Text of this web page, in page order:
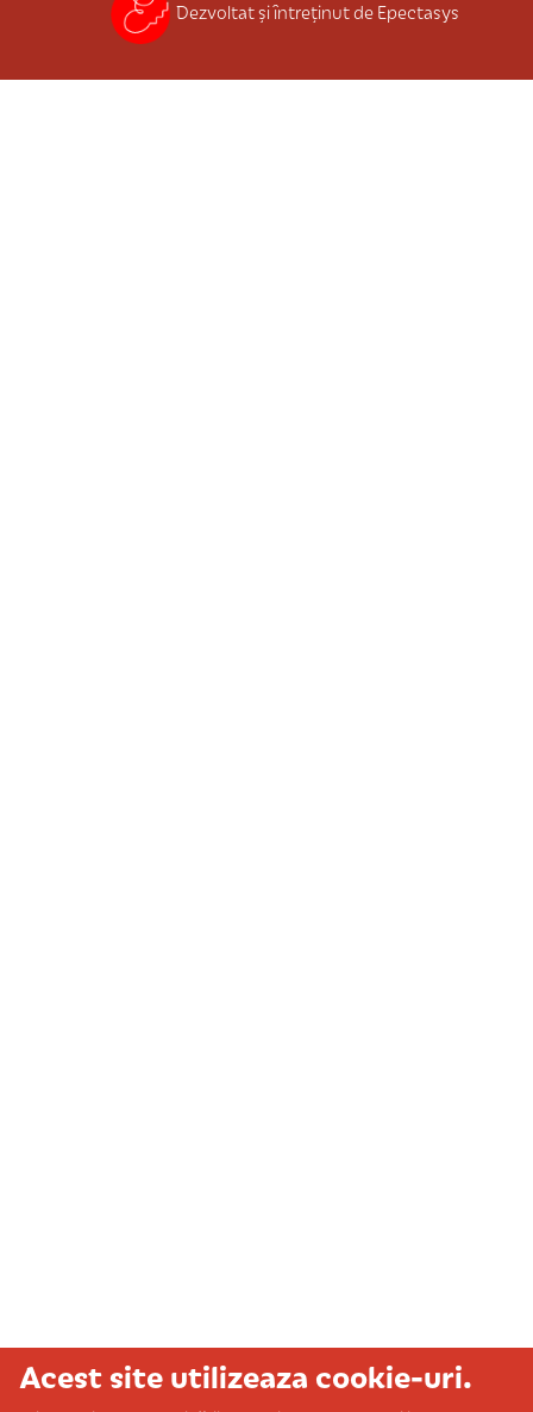
Dezvoltat și întreținut de Epectasys
Acest site utilizeaza cookie-uri.